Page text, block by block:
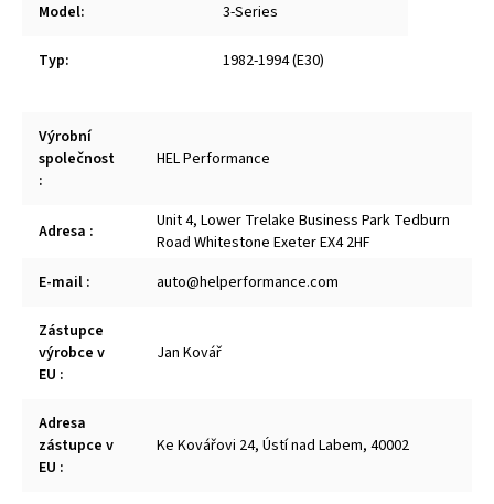
Model: 3-Series
Typ: 1982-1994 (E30)
Výrobní
společnost
:
HEL Performance
Adresa :
Unit 4, Lower Trelake Business Park Tedburn
Road Whitestone Exeter EX4 2HF
E-mail : auto@helperformance.com
Zástupce
výrobce v
EU :
Jan Kovář
Adresa
zástupce v
EU :
Ke Kovářovi 24, Ústí nad Labem, 40002